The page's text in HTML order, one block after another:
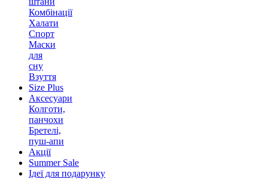
Комбінації
Халати
Спорт
Маски
для
сну
Взуття
Size Plus
Аксесуари
Колготи,
панчохи
Бретелі,
пуш-апи
Акції
Summer Sale
Ідеї для подарунку